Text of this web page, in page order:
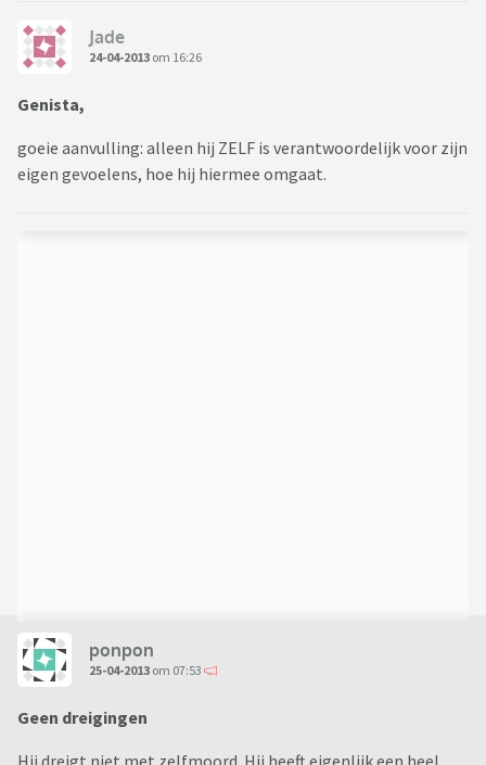
Jade
24-04-2013 om 16:26
Genista,
goeie aanvulling: alleen hij ZELF is verantwoordelijk voor zijn
eigen gevoelens, hoe hij hiermee omgaat.
ponpon
25-04-2013 om 07:53
Geen dreigingen